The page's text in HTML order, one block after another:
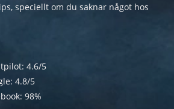
speciellt om du saknar något hos
4.6/5
4.8/5
98%